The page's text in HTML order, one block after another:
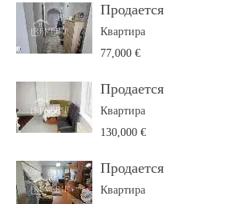
Продается
Квартира
77,000 €
Продается
Квартира
130,000 €
Продается
Квартира